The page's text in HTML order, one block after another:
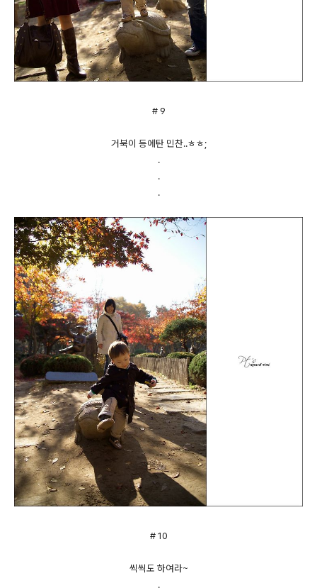
# 9
거북이 등에탄 민찬..ㅎㅎ;
.
.
.
# 10
씩씩도 하여라~
.